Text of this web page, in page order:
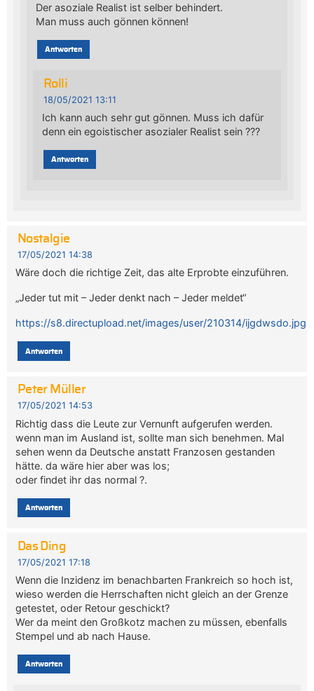
Der asoziale Realist ist selber behindert.
Man muss auch gönnen können!
Antworten
Rolli
18/05/2021 13:11
Ich kann auch sehr gut gönnen. Muss ich dafür
denn ein egoistischer asozialer Realist sein ???
Antworten
Nostalgie
17/05/2021 14:38
Wäre doch die richtige Zeit, das alte Erprobte einzuführen.
„Jeder tut mit – Jeder denkt nach – Jeder meldet“
https://s8.directupload.net/images/user/210314/ijgdwsdo.jpg
Antworten
Peter Müller
17/05/2021 14:53
Richtig dass die Leute zur Vernunft aufgerufen werden.
wenn man im Ausland ist, sollte man sich benehmen. Mal
sehen wenn da Deutsche anstatt Franzosen gestanden
hätte. da wäre hier aber was los;
oder findet ihr das normal ?.
Antworten
Das Ding
17/05/2021 17:18
Wenn die Inzidenz im benachbarten Frankreich so hoch ist,
wieso werden die Herrschaften nicht gleich an der Grenze
getestet, oder Retour geschickt?
Wer da meint den Großkotz machen zu müssen, ebenfalls
Stempel und ab nach Hause.
Antworten